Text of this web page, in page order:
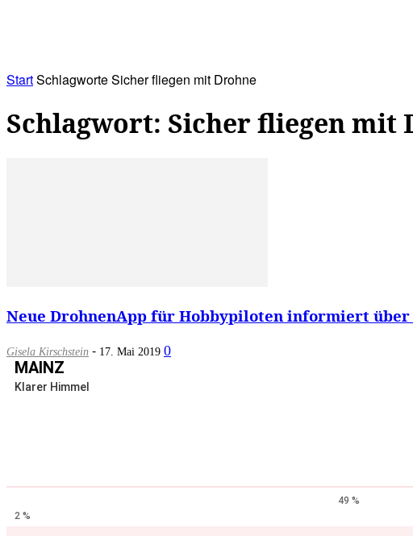
StartSchlagworteSicher fliegen mit Drohne
Schlagwort: Sicher fliegen mit
Neue DrohnenApp für Hobbypiloten informiert über
Gisela Kirschstein - 17. Mai 2019 0
MAINZ
Klarer Himmel
49 %
2 %